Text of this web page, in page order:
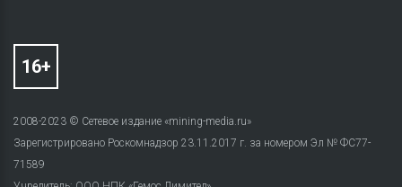
2008-2023 © Сетевое издание «mining-media.ru»
Зарегистрировано Роскомнадзор 23.11.2017 г. за номером Эл № ФС77-
71589